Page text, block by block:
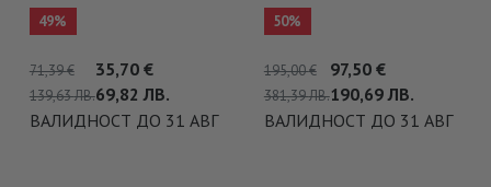
49%
35,70 €
69,82ЛВ.
71,39€
139,63ЛВ.
ВАЛИДНОСТ ДО 31 АВГ
50%
97,50 €
190,69ЛВ.
195,00€
381,39ЛВ.
ВАЛИДНОСТ ДО 31 АВГ